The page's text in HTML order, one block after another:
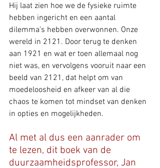
Hij laat zien hoe we de fysieke ruimte
hebben ingericht en een aantal
dilemma’s hebben overwonnen. Onze
wereld in 2121. Door terug te denken
aan 1921 en wat er toen allemaal nog
niet was, en vervolgens vooruit naar een
beeld van 2121, dat helpt om van
moedeloosheid en afkeer van al die
chaos te komen tot mindset van denken
in opties en mogelijkheden.
Al met al dus een aanrader om
te lezen, dit boek van de
duurzaamheidsprofessor, Jan